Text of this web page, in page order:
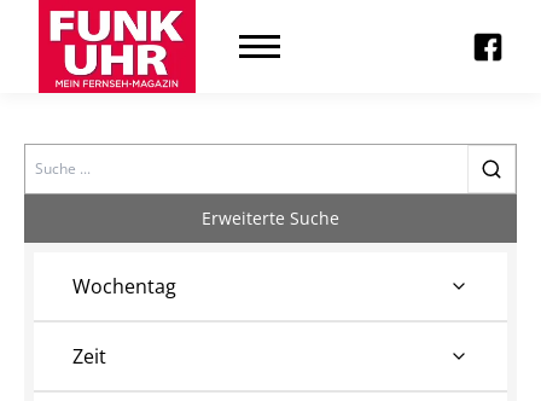
Search
Erweiterte Suche
Wochentag
Zeit